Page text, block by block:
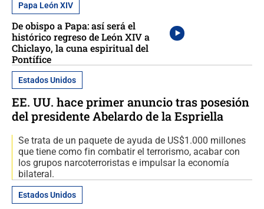
Papa León XIV
De obispo a Papa: así será el
histórico regreso de León XIV a
Chiclayo, la cuna espiritual del
Pontífice
Estados Unidos
EE. UU. hace primer anuncio tras posesión
del presidente Abelardo de la Espriella
Se trata de un paquete de ayuda de US$1.000 millones
que tiene como fin combatir el terrorismo, acabar con
los grupos narcoterroristas e impulsar la economía
bilateral.
Estados Unidos